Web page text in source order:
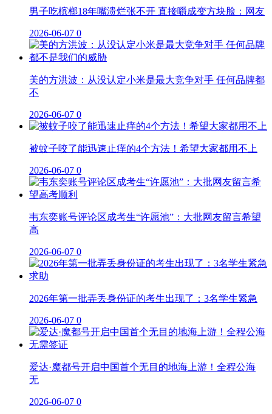
男子吃槟榔18年嘴溃烂张不开 直接嚼成变方块脸：网友
2026-06-07 0
美的方洪波：从没认定小米是最大竞争对手 任何品牌都
不
2026-06-07 0
被蚊子咬了能迅速止痒的4个方法！希望大家都用不上
2026-06-07 0
韦东奕账号评论区成考生“许愿池”：大批网友留言希望
高
2026-06-07 0
2026年第一批弄丢身份证的考生出现了：3名学生紧急
2026-06-07 0
爱达·魔都号开启中国首个无目的地海上游！全程公海
无
2026-06-07 0